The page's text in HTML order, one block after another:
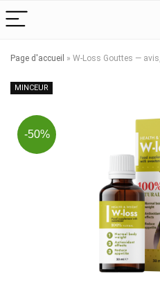
Page d'accueil » W-Loss Gouttes —
MINCEUR
-50%